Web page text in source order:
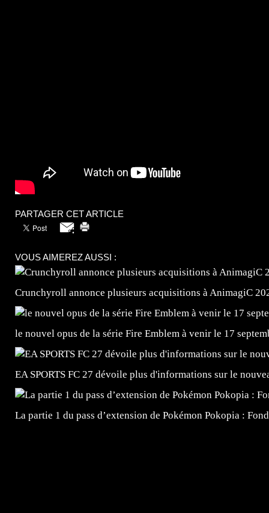
PARTAGER CET ARTICLE
VOUS AIMEREZ AUSSI :
Crunchyroll annonce plusieurs acquisitions à AnimagiC
le nouvel opus de la série Fire Emblem à venir le 17
EA SPORTS FC 27 dévoile plus d'informations sur le
La partie 1 du pass d’extension de Pokémon Pokopia :